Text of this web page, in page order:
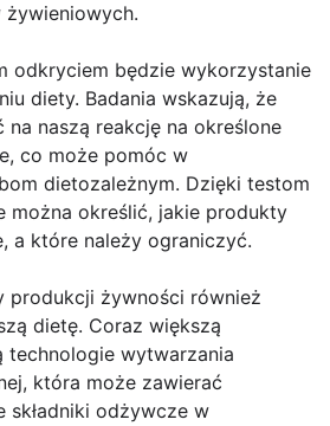
żywieniowych.
odkryciem będzie wykorzystanie
diety. Badania wskazują, że
na naszą reakcję na określone
co może pomóc w
dietozależnym. Dzięki testom
można określić, jakie produkty
a które należy ograniczyć.
produkcji żywności również
dietę. Coraz większą
technologie wytwarzania
która może zawierać
składniki odżywcze w